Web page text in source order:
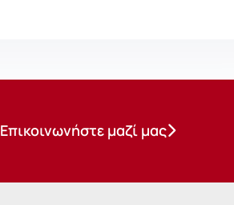
Επικοινωνήστε μαζί μας